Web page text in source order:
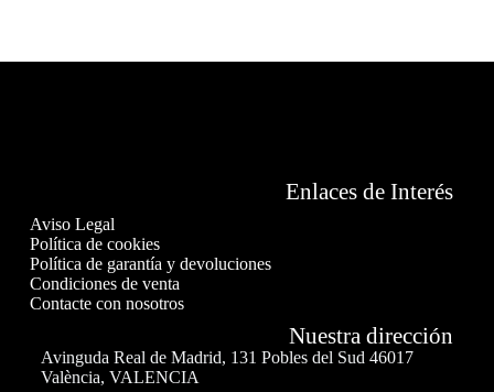
Enlaces de Interés
Aviso Legal
Política de cookies
Política de garantía y devoluciones
Condiciones de venta
Contacte con nosotros
Nuestra dirección
Avinguda Real de Madrid, 131 Pobles del Sud 46017
València, VALENCIA